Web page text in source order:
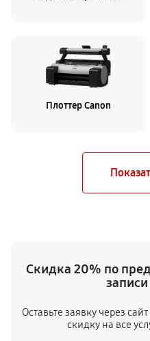
Плоттер Canon
Скидка 20% по
Оставьте заявку через
скидку на все